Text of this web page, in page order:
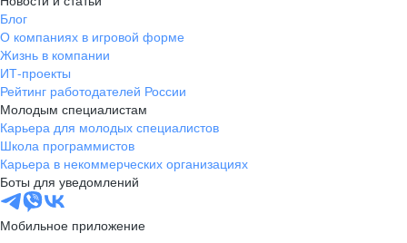
Блог
О компаниях в игровой форме
Жизнь в компании
ИТ-проекты
Рейтинг работодателей России
Молодым специалистам
Карьера для молодых специалистов
Школа программистов
Карьера в некоммерческих организациях
Боты для уведомлений
Мобильное приложение